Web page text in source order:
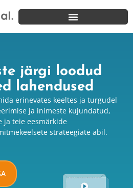
järgi loodud
lahendused
erinevates keeltes ja turgudel
ja inimeste kujundatud,
ja teie eesmärkide
strateegiate abil.